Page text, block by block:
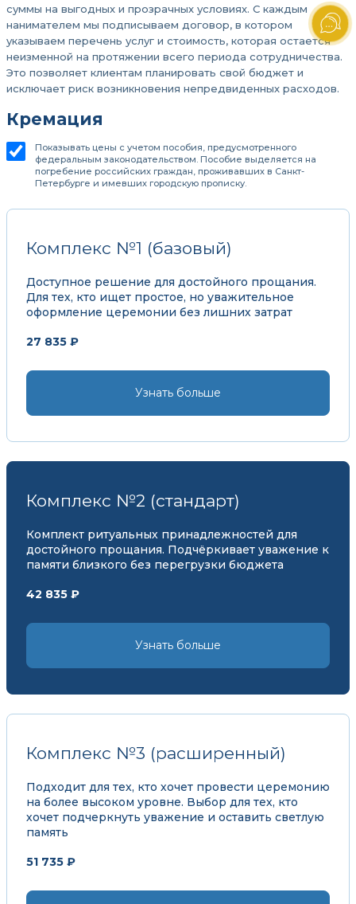
суммы на выгодных и прозрачных условиях. С каждым
нанимателем мы подписываем договор, в котором
указываем перечень услуг и стоимость, которая остается
неизменной на протяжении всего периода сотрудничества.
Это позволяет клиентам планировать свой бюджет и
исключает риск возникновения непредвиденных расходов.
Кремация
Показывать цены с учетом пособия, предусмотренного
федеральным законодательством. Пособие выделяется на
погребение российских граждан, проживавших в Санкт-
Петербурге и имевших городскую прописку.
Комплекс №1 (базовый)
Доступное решение для достойного прощания.
Для тех, кто ищет простое, но уважительное
оформление церемонии без лишних затрат
27 835 ₽
Узнать больше
Комплекс №2 (стандарт)
Комплект ритуальных принадлежностей для
достойного прощания. Подчёркивает уважение к
памяти близкого без перегрузки бюджета
42 835 ₽
Узнать больше
Комплекс №3 (расширенный)
Подходит для тех, кто хочет провести церемонию
на более высоком уровне. Выбор для тех, кто
хочет подчеркнуть уважение и оставить светлую
память
51 735 ₽